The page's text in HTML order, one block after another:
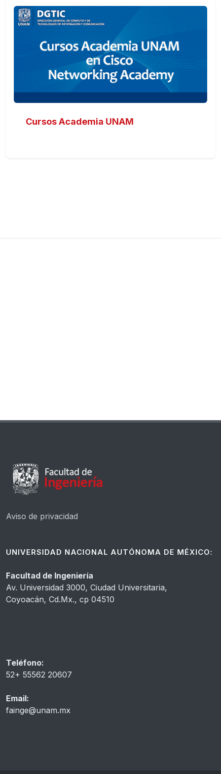
Cursos Academia UNAM
Aviso de privacidad
UNIVERSIDAD NACIONAL AUTÓNOMA DE MÉXICO:
Facultad de Ingeniería
Av. Universidad 3000, Ciudad Universitaria,
Coyoacán, Cd.Mx., cp 04510
Teléfono:
52+ 55562 20607
Email:
fainge@unam.mx